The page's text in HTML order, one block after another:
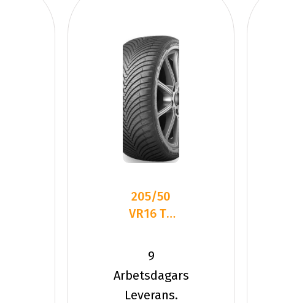
205/50
VR16 TL
KUMHO
SOLUS 4S
HA32
9
Arbetsdagars
Leverans.